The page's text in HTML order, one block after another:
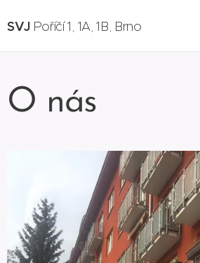
SVJ Poříčí 1, 1A, 1B, Brno
O nás